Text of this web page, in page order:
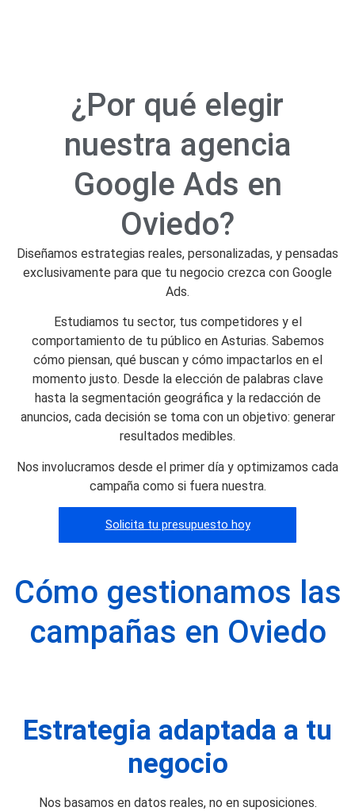
¿Por qué elegir
nuestra agencia
Google Ads en
Oviedo?
Diseñamos estrategias reales, personalizadas, y pensadas
exclusivamente para que tu negocio crezca con Google
Ads.
Estudiamos tu sector, tus competidores y el
comportamiento de tu público en Asturias. Sabemos
cómo piensan, qué buscan y cómo impactarlos en el
momento justo. Desde la elección de palabras clave
hasta la segmentación geográfica y la redacción de
anuncios, cada decisión se toma con un objetivo: generar
resultados medibles.
Nos involucramos desde el primer día y optimizamos cada
campaña como si fuera nuestra.
Solicita tu presupuesto hoy
Cómo gestionamos las
campañas en Oviedo
Estrategia adaptada a tu
negocio
Nos basamos en datos reales, no en suposiciones.